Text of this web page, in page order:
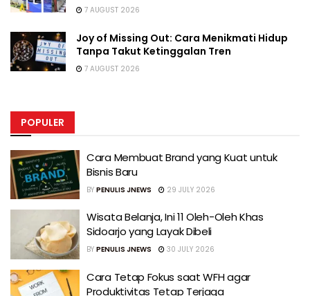
7 AUGUST 2026
Joy of Missing Out: Cara Menikmati Hidup
Tanpa Takut Ketinggalan Tren
7 AUGUST 2026
POPULER
Cara Membuat Brand yang Kuat untuk
Bisnis Baru
BY PENULIS JNEWS 29 JULY 2026
Wisata Belanja, Ini 11 Oleh-Oleh Khas
Sidoarjo yang Layak Dibeli
BY PENULIS JNEWS 30 JULY 2026
Cara Tetap Fokus saat WFH agar
Produktivitas Tetap Terjaga